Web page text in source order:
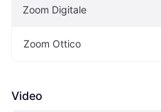
Zoom Digitale
Zoom Ottico
Video